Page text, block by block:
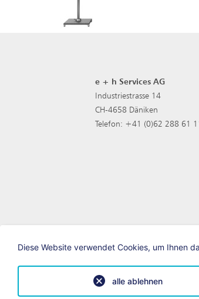
e + h Services AG
Industriestrasse 14
CH-4658 Däniken
Telefon: +41 (0)62 288 61
© e+h Services AG
Diese Website verwendet Cookies, um Ihnen
alle ablehnen